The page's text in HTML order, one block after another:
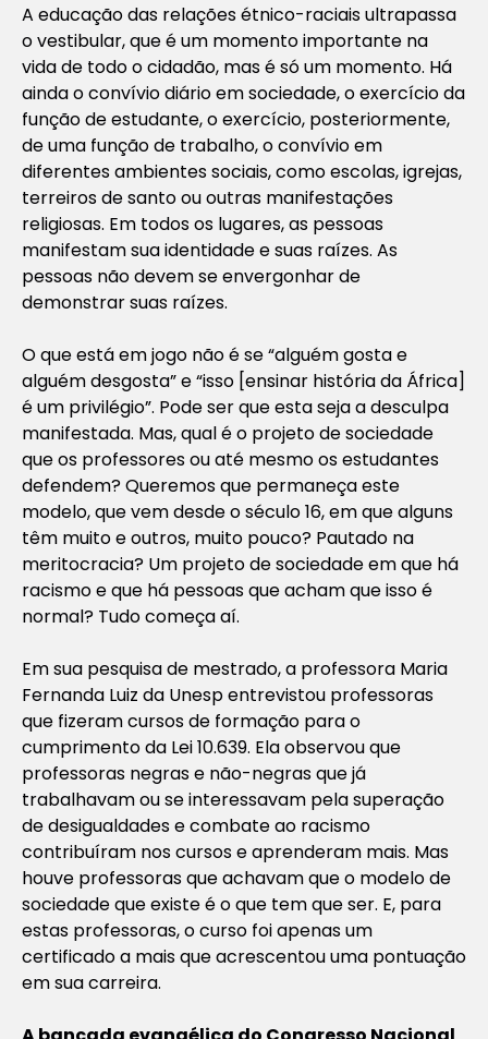
A educação das relações étnico-raciais ultrapassa
o vestibular, que é um momento importante na
vida de todo o cidadão, mas é só um momento. Há
ainda o convívio diário em sociedade, o exercício da
função de estudante, o exercício, posteriormente,
de uma função de trabalho, o convívio em
diferentes ambientes sociais, como escolas, igrejas,
terreiros de santo ou outras manifestações
religiosas. Em todos os lugares, as pessoas
manifestam sua identidade e suas raízes. As
pessoas não devem se envergonhar de
demonstrar suas raízes.
O que está em jogo não é se “alguém gosta e
alguém desgosta” e “isso [ensinar história da África]
é um privilégio”. Pode ser que esta seja a desculpa
manifestada. Mas, qual é o projeto de sociedade
que os professores ou até mesmo os estudantes
defendem? Queremos que permaneça este
modelo, que vem desde o século 16, em que alguns
têm muito e outros, muito pouco? Pautado na
meritocracia? Um projeto de sociedade em que há
racismo e que há pessoas que acham que isso é
normal? Tudo começa aí.
Em sua pesquisa de mestrado, a professora Maria
Fernanda Luiz da Unesp entrevistou professoras
que fizeram cursos de formação para o
cumprimento da Lei 10.639. Ela observou que
professoras negras e não-negras que já
trabalhavam ou se interessavam pela superação
de desigualdades e combate ao racismo
contribuíram nos cursos e aprenderam mais. Mas
houve professoras que achavam que o modelo de
sociedade que existe é o que tem que ser. E, para
estas professoras, o curso foi apenas um
certificado a mais que acrescentou uma pontuação
em sua carreira.